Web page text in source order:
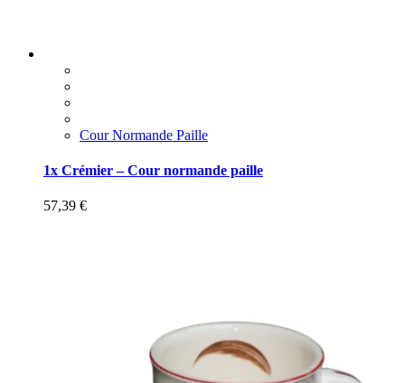
Cour Normande Paille
1x Crémier – Cour normande paille
57,39 €